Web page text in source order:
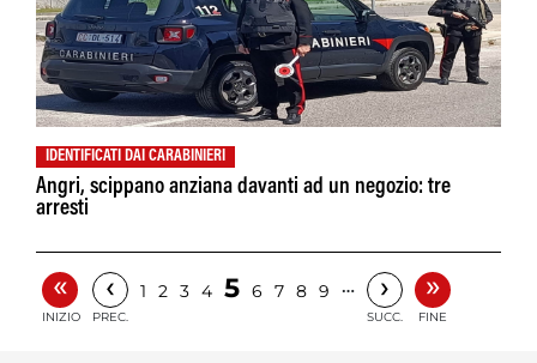
IDENTIFICATI DAI CARABINIERI
Angri, scippano anziana davanti ad un negozio: tre
arresti
«
INIZIO
‹
PREC.
1 2 3 4 5 6 7 8 9 … ›
SUCC.
»
FINE